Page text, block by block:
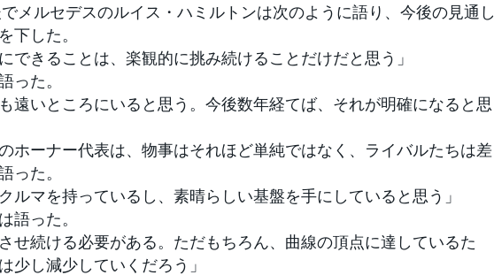
メルセデスのルイス・ハミルトンは次のように語り、今後の見通し
下した。
できることは、楽観的に挑み続けることだけだと思う」
った。
遠いところにいると思う。今後数年経てば、それが明確になると思
ホーナー代表は、物事はそれほど単純ではなく、ライバルたちは差
った。
ルマを持っているし、素晴らしい基盤を手にしていると思う」
語った。
せ続ける必要がある。ただもちろん、曲線の頂点に達しているた
少し減少していくだろう」